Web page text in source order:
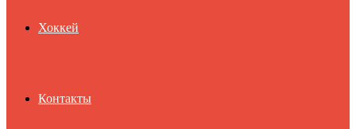
Хоккей
Контакты